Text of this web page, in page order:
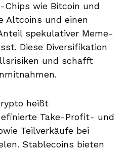
Chips wie Bitcoin und
Altcoins und einen
spekulativer Meme-
Diese Diversifikation
und schafft
heißt
Take-Profit- und
Teilverkäufe bei
Stablecoins bieten